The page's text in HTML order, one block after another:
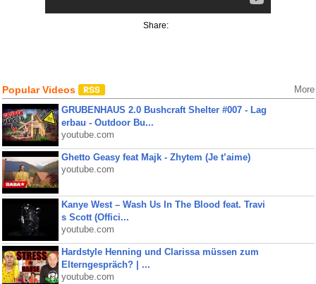
Share:
Popular Videos More
GRUBENHAUS 2.0 Bushcraft Shelter #007 - Lag
erbau - Outdoor Bu...
youtube.com
Ghetto Geasy feat Majk - Zhytem (Je t’aime)
youtube.com
Kanye West – Wash Us In The Blood feat. Travi
s Scott (Offici...
youtube.com
Hardstyle Henning und Clarissa müssen zum
Elterngespräch? | ...
youtube.com